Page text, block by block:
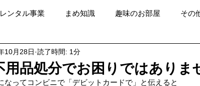
レンタル事業 まめ知識 趣味のお部屋 その
ナノゾーン デオグラス
用品処分でお困りではありま
10月28日 読了時間: 1分
なってコンビニで「デビットカードで」と伝えると